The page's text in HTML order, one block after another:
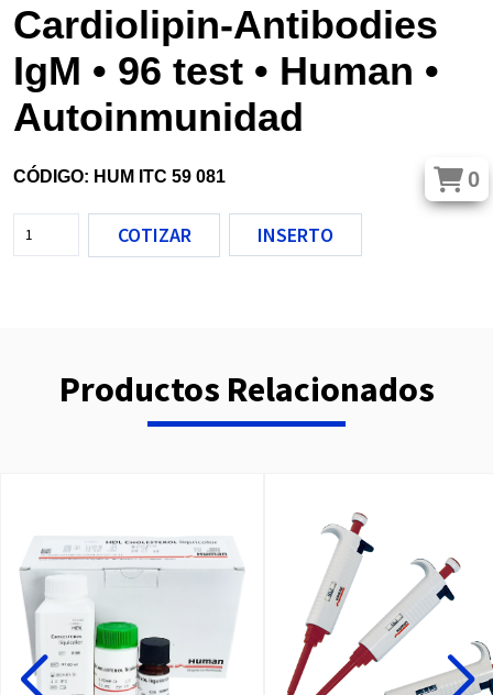
Cardiolipin-Antibodies
IgM • 96 test • Human •
Autoinmunidad
CÓDIGO: HUM ITC 59 081
COTIZAR INSERTO
Productos Relacionados
0